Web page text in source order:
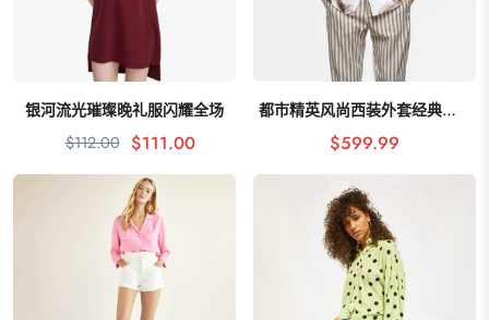
银河流光璀璨晚礼服闪耀全场
加入购物车
$112.00 $111.00
都市精英风尚西装外套经典剪裁
加入购物车
$599.99